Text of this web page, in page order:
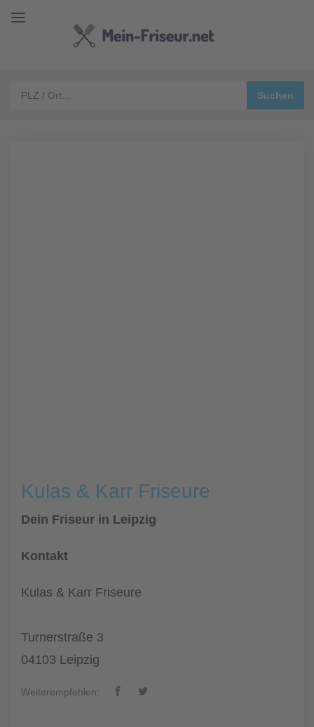
Kulas & Karr Friseure
Dein Friseur in Leipzig
Kontakt
Kulas & Karr Friseure
Turnerstraße 3
04103 Leipzig
Weiterempfehlen: